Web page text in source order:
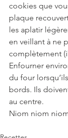
cookies que
plaque
les aplatir
en veillant à ne
complètement
Enfourner
du four
bords. Ils
au centre.
Niom niom